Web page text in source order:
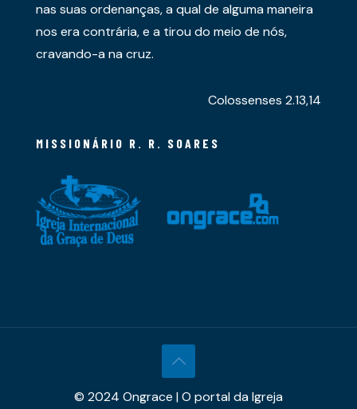
nas suas ordenanças, a qual de alguma maneira
nos era contrária, e a tirou do meio de nós,
cravando-a na cruz.
Colossenses 2.13,14
MISSIONÁRIO R. R. SOARES
© 2024 Ongrace | O portal da Igreja